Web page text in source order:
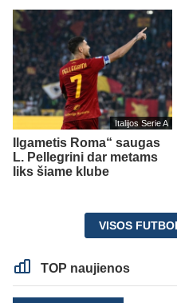
Italijos Serie A
Ilgametis Roma“ saugas
L. Pellegrini dar metams
liks šiame klube
VISOS
TOP naujienos